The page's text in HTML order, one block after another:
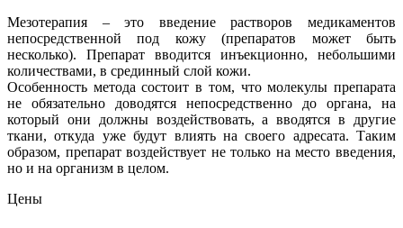
Мезотерапия – это введение растворов медикаментов
непосредственной под кожу (препаратов может быть
несколько). Препарат вводится инъекционно, небольшими
количествами, в срединный слой кожи.
Особенность метода состоит в том, что молекулы препарата
не обязательно доводятся непосредственно до органа, на
который они должны воздействовать, а вводятся в другие
ткани, откуда уже будут влиять на своего адресата. Таким
образом, препарат воздействует не только на место введения,
но и на организм в целом.
Цены